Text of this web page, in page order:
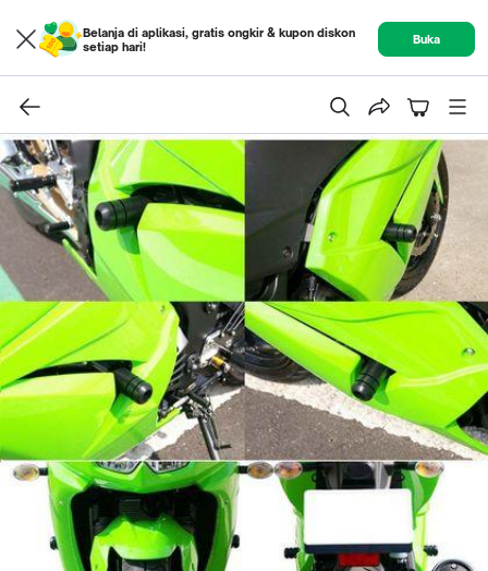
Belanja di aplikasi, gratis ongkir & kupon diskon
setiap hari!
Buka